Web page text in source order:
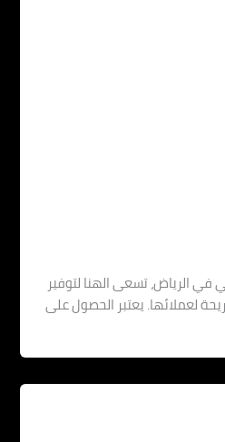
الرياض، تسعى الهنا لتوفير
لعملائها. يعتبر الحصول على